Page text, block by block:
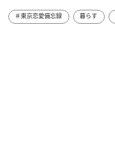
＃東京恋愛備忘録 暮らす